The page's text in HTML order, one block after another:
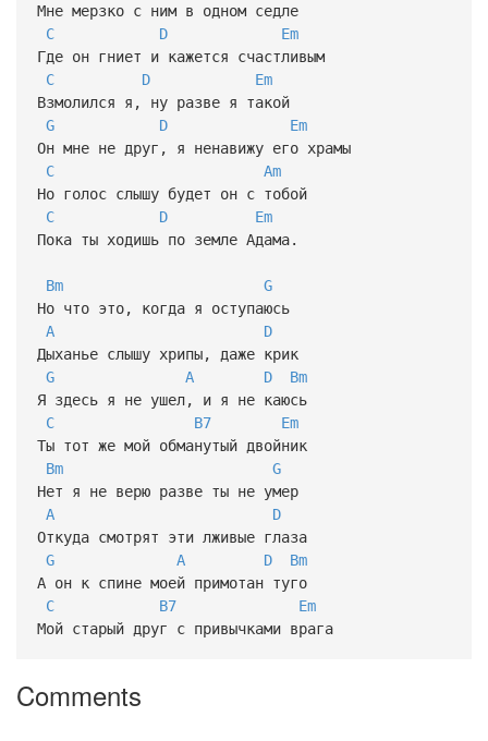
Мне мерзко с ним в одном седле
C
D
Em
Где он гниет и кажется счастливым
C
D
Em
Взмолился я, ну разве я такой
G
D
Em
Он мне не друг, я ненавижу его храмы
C
Am
Но голос слышу будет он с тобой
C
D
Em
Пока ты ходишь по земле Адама.
Bm
G
Но что это, когда я оступаюсь
A
D
Дыханье слышу хрипы, даже крик
G
A D
Bm
Я здесь я не ушел, и я не каюсь
C
B7
Em
Ты тот же мой обманутый двойник
Bm
G
Нет я не верю разве ты не умер
A
D
Откуда смотрят эти лживые глаза
G
A D
Bm
А он к спине моей примотан туго
C
B7
Em
Мой старый друг с привычками врага
Comments